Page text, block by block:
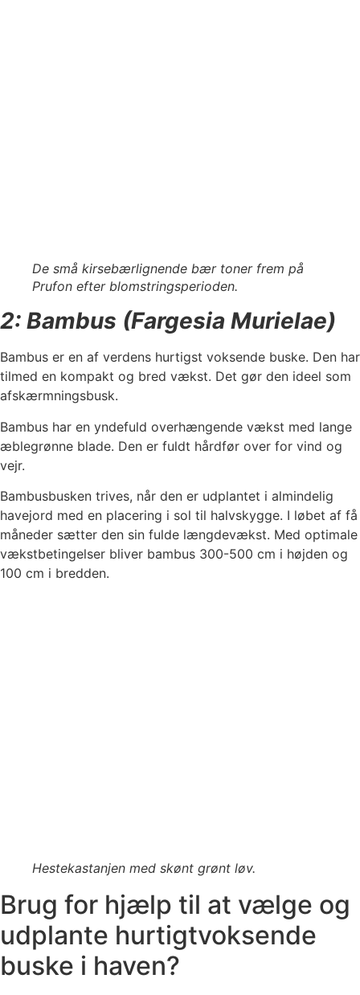
De små kirsebærlignende bær toner frem på
Prufon efter blomstringsperioden.
2: Bambus (Fargesia Murielae)
Bambus er en af verdens hurtigst voksende buske. Den har
tilmed en kompakt og bred vækst. Det gør den ideel som
afskærmningsbusk.
Bambus har en yndefuld overhængende vækst med lange
æblegrønne blade. Den er fuldt hårdfør over for vind og
vejr.
Bambusbusken trives, når den er udplantet i almindelig
havejord med en placering i sol til halvskygge. I løbet af få
måneder sætter den sin fulde længdevækst. Med optimale
vækstbetingelser bliver bambus 300-500 cm i højden og
100 cm i bredden.
Hestekastanjen med skønt grønt løv.
Brug for hjælp til at vælge og
udplante hurtigtvoksende
buske i haven?